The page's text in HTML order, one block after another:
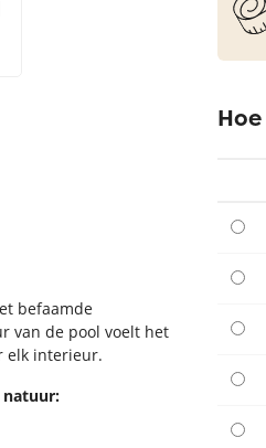
befaamde
van de pool voelt het
elk interieur.
natuur: